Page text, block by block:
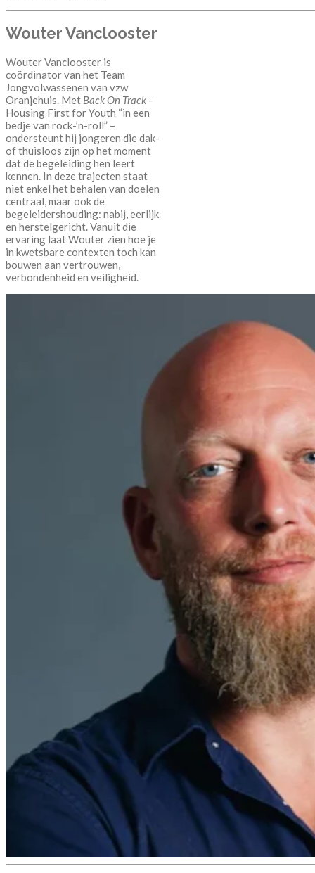
Wouter Vanclooster
Wouter Vanclooster is
coördinator van het Team
Jongvolwassenen van vzw
Oranjehuis. Met Back On Track –
Housing First for Youth “in een
bedje van rock-’n-roll” –
ondersteunt hij jongeren die dak-
of thuisloos zijn op het moment
dat de begeleiding hen leert
kennen. In deze trajecten staat
niet enkel het behalen van doelen
centraal, maar ook de
begeleidershouding: nabij, eerlijk
en herstelgericht. Vanuit die
ervaring laat Wouter zien hoe je
in kwetsbare contexten toch kan
bouwen aan vertrouwen,
verbondenheid en veiligheid.